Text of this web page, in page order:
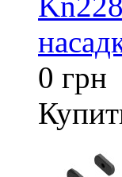
0 грн